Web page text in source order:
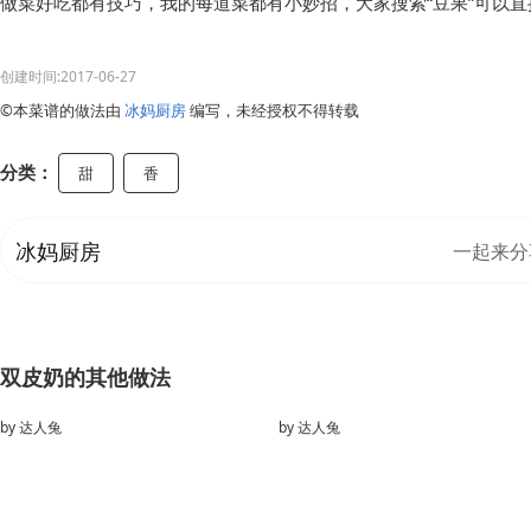
创建时间:2017-06-27
©本菜谱的做法由 冰妈厨房编写，未经授权不得转载
分类： 甜 香
冰妈厨房 一起来
双皮奶的其他做法
by达人兔 by达人兔